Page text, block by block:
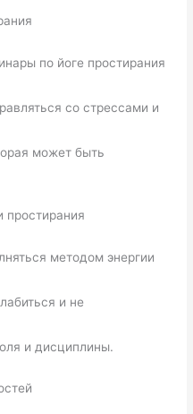
по йоге простирания
со стрессами и
может быть
простирания
методом энергии
и не
и дисциплины.